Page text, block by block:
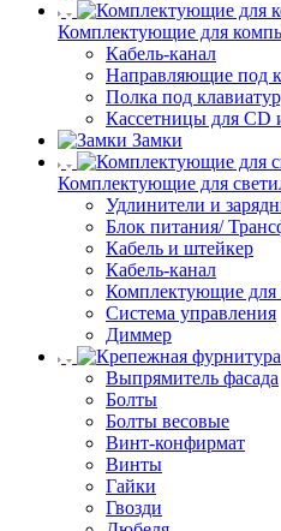
Комплектующие для
Кабель-канал
Направляющие под
Полка под
Кассетницы для CD
Замки
Комплектующие для
Удлинители и
Блок питания/
Кабель и штейкер
Кабель-канал
Комплектующие для
Система управления
Диммер
Выпрямитель фасада
Болты
Болты весовые
Винт-конфирмат
Винты
Гайки
Гвозди